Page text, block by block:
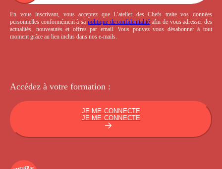
En vous inscrivant, vous acceptez que L’atelier des Chefs traite vos données
personnelles conformément à sa politique de confidentialité afin de vous adresser des
actualités, nouveautés et offres par email. Vous pouvez vous désabonner à tout
moment grâce au lien inclus dans nos e-mails.
Accédez à votre formation :
JE ME CONNECTE
JE ME CONNECTE